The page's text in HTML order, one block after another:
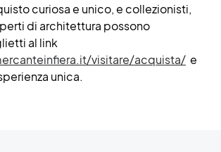
curiosa e unico, e collezionisti,
di architettura possono
al link
visitare/acquista/ e
unica.